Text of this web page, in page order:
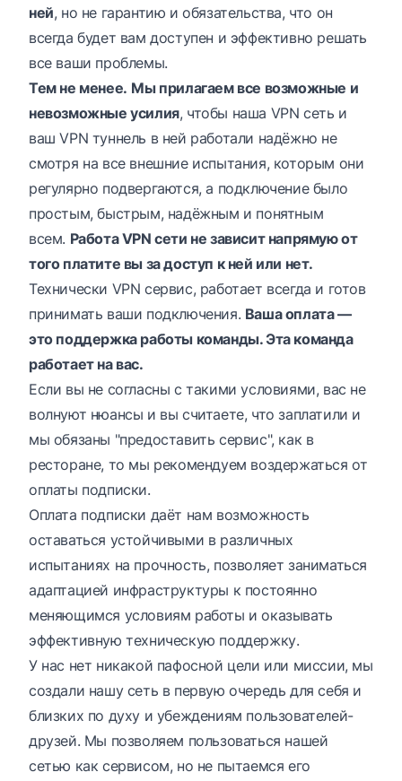
ней, но не гарантию и обязательства, что он
всегда будет вам доступен и эффективно решать
все ваши проблемы.
Тем не менее. Мы прилагаем все возможные и
невозможные усилия, чтобы наша VPN сеть и
ваш VPN туннель в ней работали надёжно не
смотря на все внешние испытания, которым они
регулярно подвергаются, а подключение было
простым, быстрым, надёжным и понятным
всем. Работа VPN сети не зависит напрямую от
того платите вы за доступ к ней или нет.
Технически VPN сервис, работает всегда и готов
принимать ваши подключения. Ваша оплата —
это поддержка работы команды. Эта команда
работает на вас.
Если вы не согласны с такими условиями, вас не
волнуют нюансы и вы считаете, что заплатили и
мы обязаны "предоставить сервис", как в
ресторане, то мы рекомендуем воздержаться от
оплаты подписки.
Оплата подписки даёт нам возможность
оставаться устойчивыми в различных
испытаниях на прочность, позволяет заниматься
адаптацией инфраструктуры к постоянно
меняющимся условиям работы и оказывать
эффективную техническую поддержку.
У нас нет никакой пафосной цели или миссии, мы
создали нашу сеть в первую очередь для себя и
близких по духу и убеждениям пользователей-
друзей. Мы позволяем пользоваться нашей
сетью как сервисом, но не пытаемся его